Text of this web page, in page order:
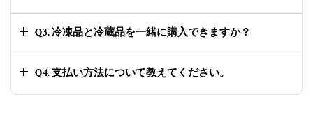
Q3. 冷凍品と冷蔵品を一緒に購入できますか？
Q4. 支払い方法について教えてください。